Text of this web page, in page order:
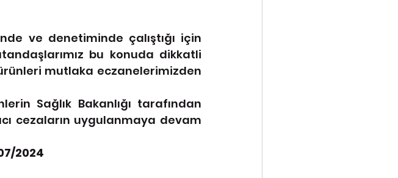
ve denetiminde çalıştığı için
bu konuda dikkatli
mutlaka eczanelerimizden
Sağlık Bakanlığı tarafından
cezaların uygulanmaya devam